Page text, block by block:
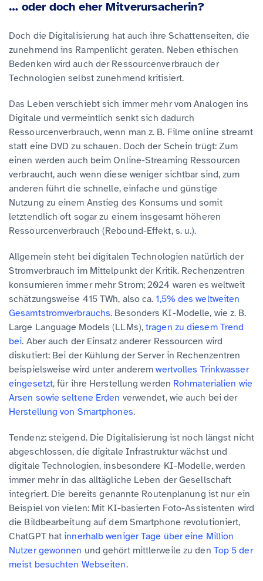
… oder doch eher Mitverursacherin?
Doch die Digitalisierung hat auch ihre Schattenseiten, die
zunehmend ins Rampenlicht geraten. Neben ethischen
Bedenken wird auch der Ressourcenverbrauch der
Technologien selbst zunehmend kritisiert.
Das Leben verschiebt sich immer mehr vom Analogen ins
Digitale und vermeintlich senkt sich dadurch
Ressourcenverbrauch, wenn man z. B. Filme online streamt
statt eine DVD zu schauen. Doch der Schein trügt: Zum
einen werden auch beim Online-Streaming Ressourcen
verbraucht, auch wenn diese weniger sichtbar sind, zum
anderen führt die schnelle, einfache und günstige
Nutzung zu einem Anstieg des Konsums und somit
letztendlich oft sogar zu einem insgesamt höheren
Ressourcenverbrauch (Rebound-Effekt, s. u.).
Allgemein steht bei digitalen Technologien natürlich der
Stromverbrauch im Mittelpunkt der Kritik. Rechenzentren
konsumieren immer mehr Strom; 2024 waren es weltweit
schätzungsweise 415 TWh, also ca.1,5% des weltweiten
Gesamtstromverbrauchs. Besonders KI-Modelle, wie z. B.
Large Language Models (LLMs),tragen zu diesem Trend
bei. Aber auch der Einsatz anderer Ressourcen wird
diskutiert: Bei der Kühlung der Server in Rechenzentren
beispielsweise wird unter anderemwertvolles Trinkwasser
eingesetzt, für ihre Herstellung werden Rohmaterialien wie
Arsen sowie seltene Erden verwendet, wie auch bei der
Herstellung von Smartphones.
Tendenz: steigend. Die Digitalisierung ist noch längst nicht
abgeschlossen, die digitale Infrastruktur wächst und
digitale Technologien, insbesondere KI-Modelle, werden
immer mehr in das alltägliche Leben der Gesellschaft
integriert. Die bereits genannte Routenplanung ist nur ein
Beispiel von vielen: Mit KI-basierten Foto-Assistenten wird
die Bildbearbeitung auf dem Smartphone revolutioniert,
ChatGPT hat innerhalb weniger Tage über eine Million
Nutzer gewonnen und gehört mittlerweile zu den Top 5 der
meist besuchten Webseiten.